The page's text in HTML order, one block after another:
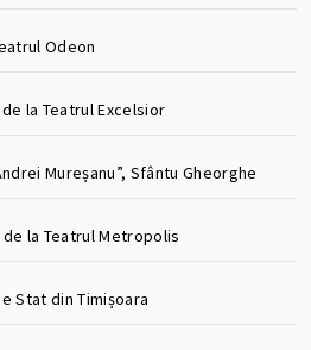
Odeon
la Teatrul Excelsior
Mureșanu”, Sfântu Gheorghe
la Teatrul Metropolis
Stat din Timișoara